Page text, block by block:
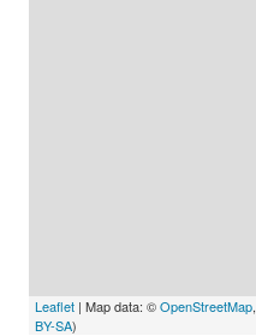
Leaflet | Map data: ©OpenStreetMap,
BY-SA)